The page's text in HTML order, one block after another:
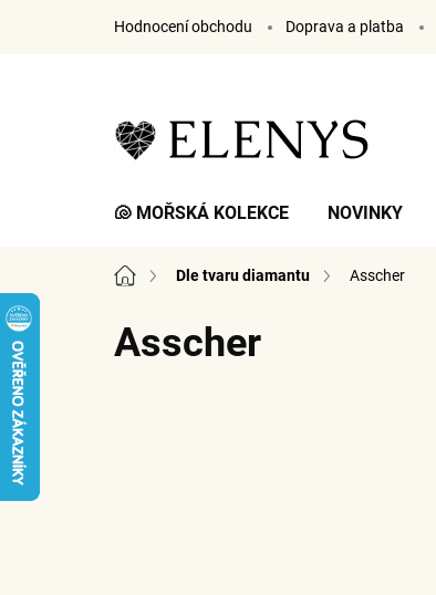
Hodnocení obchodu Doprava a platba
🐚 MOŘSKÁ KOLEKCE NOVINKY
Domů Dle tvaru diamantu Asscher
Asscher